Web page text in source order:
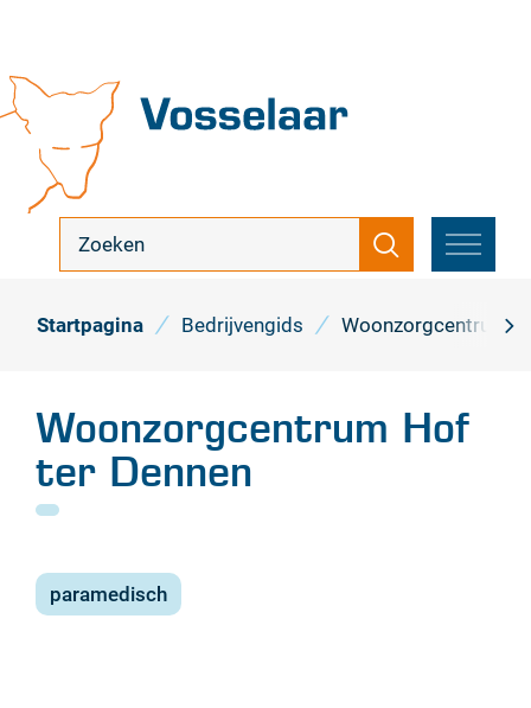
inhoud
Vosselaar
zoek
Zoeken
MENU
Startpagina Bedrijvengids Woonzorgcentrum
Woonzorgcentrum Hof
ter Dennen
paramedisch